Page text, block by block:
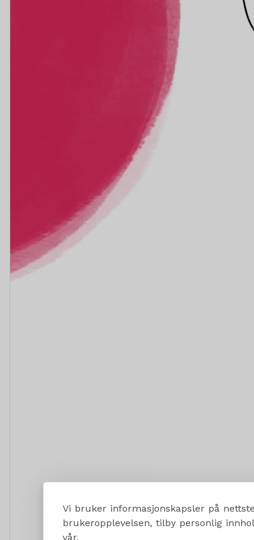
Vi bruker informasjonskapsler på
brukeropplevelsen, tilby personlig
vår.